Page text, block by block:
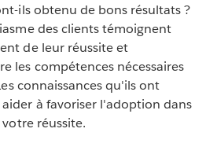
ils obtenu de bons résultats ?
des clients témoignent
de leur réussite et
les compétences nécessaires
connaissances qu'ils ont
à favoriser l'adoption dans
réussite.